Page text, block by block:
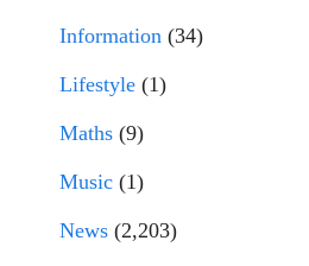
Information (34)
Lifestyle (1)
Maths (9)
Music (1)
News (2,203)